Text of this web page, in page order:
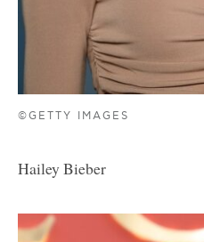
©GETTY IMAGES
Hailey Bieber